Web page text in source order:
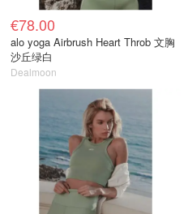
€78.00
alo yoga Airbrush Heart Throb 文胸
沙丘绿白
Dealmoon